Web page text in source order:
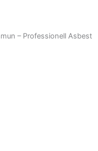
– Professionell Asbest